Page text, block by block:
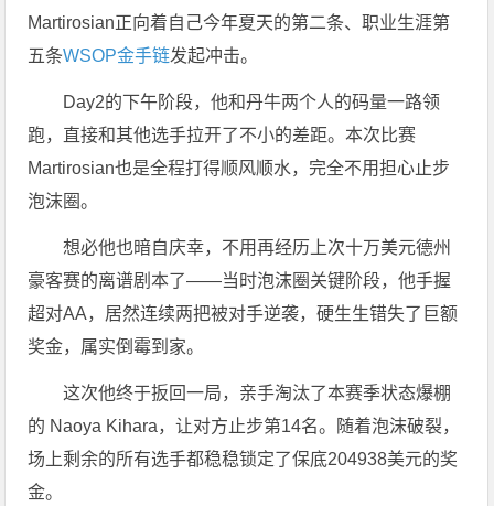
Martirosian正向着自己今年夏天的第二条、职业生涯第
五条WSOP金手链发起冲击。
Day2的下午阶段，他和丹牛两个人的码量一路领
跑，直接和其他选手拉开了不小的差距。本次比赛
Martirosian也是全程打得顺风顺水，完全不用担心止步
泡沫圈。
想必他也暗自庆幸，不用再经历上次十万美元德州
豪客赛的离谱剧本了——当时泡沫圈关键阶段，他手握
超对AA，居然连续两把被对手逆袭，硬生生错失了巨额
奖金，属实倒霉到家。
这次他终于扳回一局，亲手淘汰了本赛季状态爆棚
的 Naoya Kihara，让对方止步第14名。随着泡沫破裂，
场上剩余的所有选手都稳稳锁定了保底204938美元的奖
金。